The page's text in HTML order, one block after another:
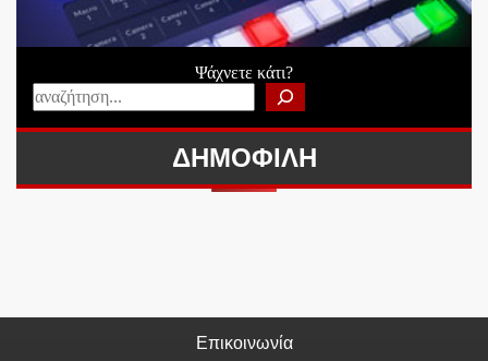
Ψάχνετε κάτι?
ΔΗΜΟΦΙΛΗ
Επικοινωνία